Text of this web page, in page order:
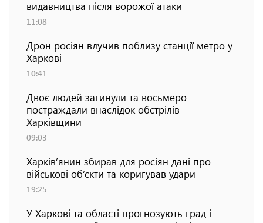
видавництва після ворожої атаки
11:08
Дрон росіян влучив поблизу станції метро у
Харкові
10:41
Двоє людей загинули та восьмеро
постраждали внаслідок обстрілів
Харківщини
09:03
Харків’янин збирав для росіян дані про
військові об’єкти та коригував удари
19:25
У Харкові та області прогнозують град і